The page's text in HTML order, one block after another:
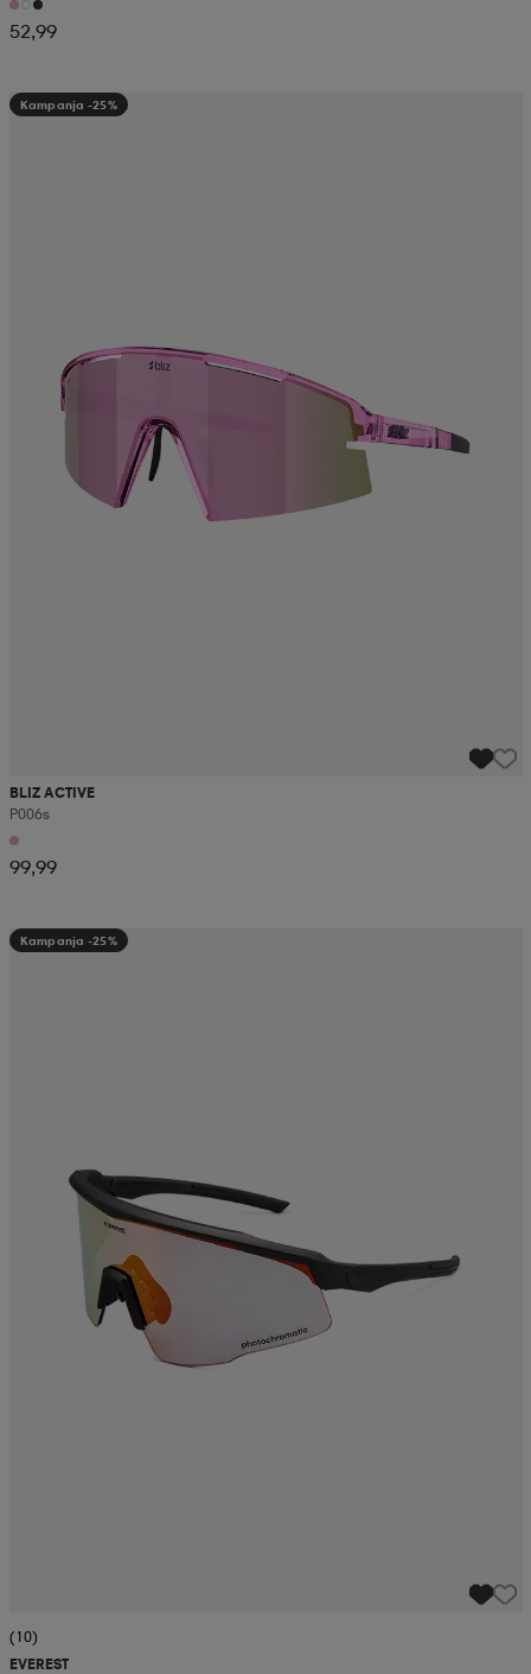
52,99
Kampanja -25%
BLIZ ACTIVE
P006s
99,99
Kampanja -25%
(10)
EVEREST